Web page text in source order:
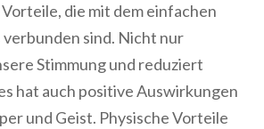
die mit dem einfachen
verbunden sind. Nicht nur
Stimmung und reduziert
hat auch positive Auswirkungen
und Geist. Physische Vorteile